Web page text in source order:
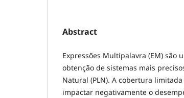
Abstract
Expressões Multipalavra (EM) são
obtenção de sistemas mais
Natural (PLN). A cobertura
impactar negativamente o